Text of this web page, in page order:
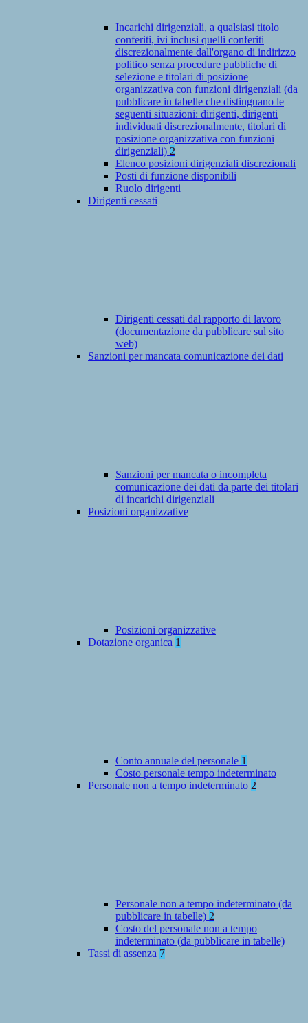
Incarichi dirigenziali, a qualsiasi titolo
conferiti, ivi inclusi quelli conferiti
discrezionalmente dall'organo di indirizzo
politico senza procedure pubbliche di
selezione e titolari di posizione
organizzativa con funzioni dirigenziali (da
pubblicare in tabelle che distinguano le
seguenti situazioni: dirigenti, dirigenti
individuati discrezionalmente, titolari di
posizione organizzativa con funzioni
dirigenziali) 2
Elenco posizioni dirigenziali discrezionali
Posti di funzione disponibili
Ruolo dirigenti
Dirigenti cessati
Dirigenti cessati dal rapporto di lavoro
(documentazione da pubblicare sul sito
web)
Sanzioni per mancata comunicazione dei dati
Sanzioni per mancata o incompleta
comunicazione dei dati da parte dei titolari
di incarichi dirigenziali
Posizioni organizzative
Posizioni organizzative
Dotazione organica 1
Conto annuale del personale 1
Costo personale tempo indeterminato
Personale non a tempo indeterminato 2
Personale non a tempo indeterminato (da
pubblicare in tabelle) 2
Costo del personale non a tempo
indeterminato (da pubblicare in tabelle)
Tassi di assenza 7